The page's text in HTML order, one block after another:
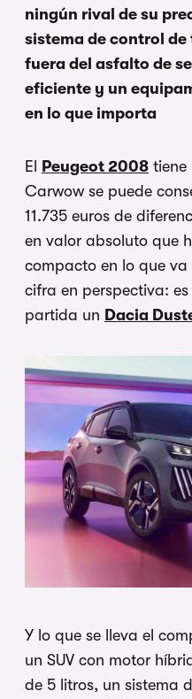
ningún rival de su
sistema de control
fuera del asfalto de
eficiente y un
en lo que importa
El Peugeot 2008 tiene
Carwow se puede
11.735 euros de
en valor absoluto que
compacto en lo que
cifra en perspectiva:
partida un Dacia
Y lo que se lleva el
un SUV con motor
de 5 litros, un sistema